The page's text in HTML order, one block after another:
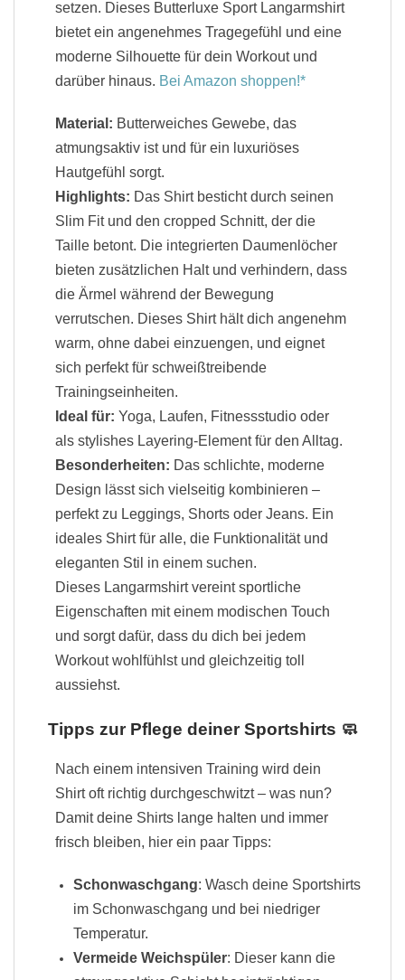
setzen. Dieses Butterluxe Sport Langarmshirt
bietet ein angenehmes Tragegefühl und eine
moderne Silhouette für dein Workout und
darüber hinaus. Bei Amazon shoppen!
Material: Butterweiches Gewebe, das
atmungsaktiv ist und für ein luxuriöses
Hautgefühl sorgt.
Highlights: Das Shirt besticht durch seinen
Slim Fit und den cropped Schnitt, der die
Taille betont. Die integrierten Daumenlöcher
bieten zusätzlichen Halt und verhindern, dass
die Ärmel während der Bewegung
verrutschen. Dieses Shirt hält dich angenehm
warm, ohne dabei einzuengen, und eignet
sich perfekt für schweißtreibende
Trainingseinheiten.
Ideal für: Yoga, Laufen, Fitnessstudio oder
als stylishes Layering-Element für den Alltag.
Besonderheiten: Das schlichte, moderne
Design lässt sich vielseitig kombinieren –
perfekt zu Leggings, Shorts oder Jeans. Ein
ideales Shirt für alle, die Funktionalität und
eleganten Stil in einem suchen.
Dieses Langarmshirt vereint sportliche
Eigenschaften mit einem modischen Touch
und sorgt dafür, dass du dich bei jedem
Workout wohlfühlst und gleichzeitig toll
aussiehst.
Tipps zur Pflege deiner Sportshirts 🧼
Nach einem intensiven Training wird dein
Shirt oft richtig durchgeschwitzt – was nun?
Damit deine Shirts lange halten und immer
frisch bleiben, hier ein paar Tipps:
Schonwaschgang: Wasch deine Sportshirts
im Schonwaschgang und bei niedriger
Temperatur.
Vermeide Weichspüler: Dieser kann die